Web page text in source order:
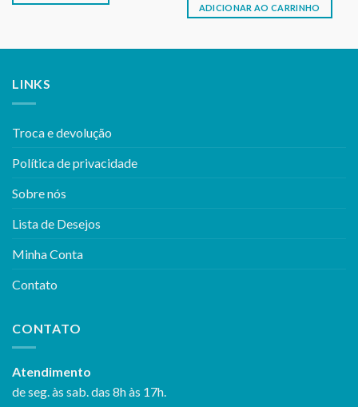
ADICIONAR AO CARRINHO
LINKS
Troca e devolução
Política de privacidade
Sobre nós
Lista de Desejos
Minha Conta
Contato
CONTATO
Atendimento
de seg. às sab. das 8h às 17h.